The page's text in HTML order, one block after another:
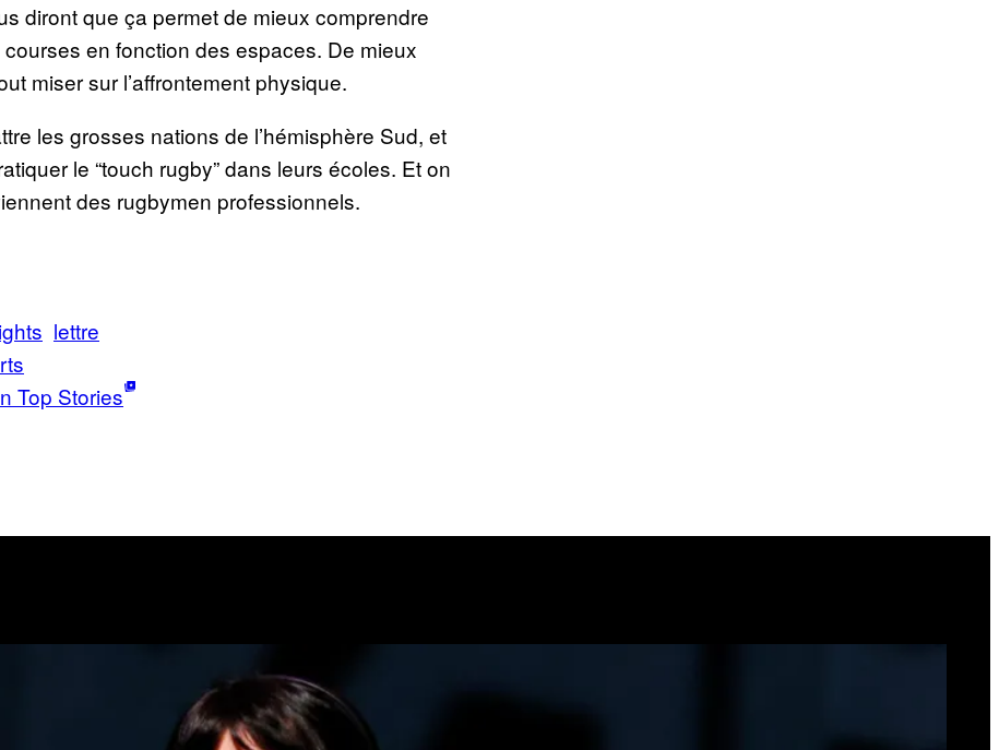
diront que ça permet de mieux comprendre
en fonction des espaces. De mieux
miser sur l’affrontement physique.
les grosses nations de l’hémisphère Sud, et
le “touch rugby” dans leurs écoles. Et on
des rugbymen professionnels.
lettre
Top Stories